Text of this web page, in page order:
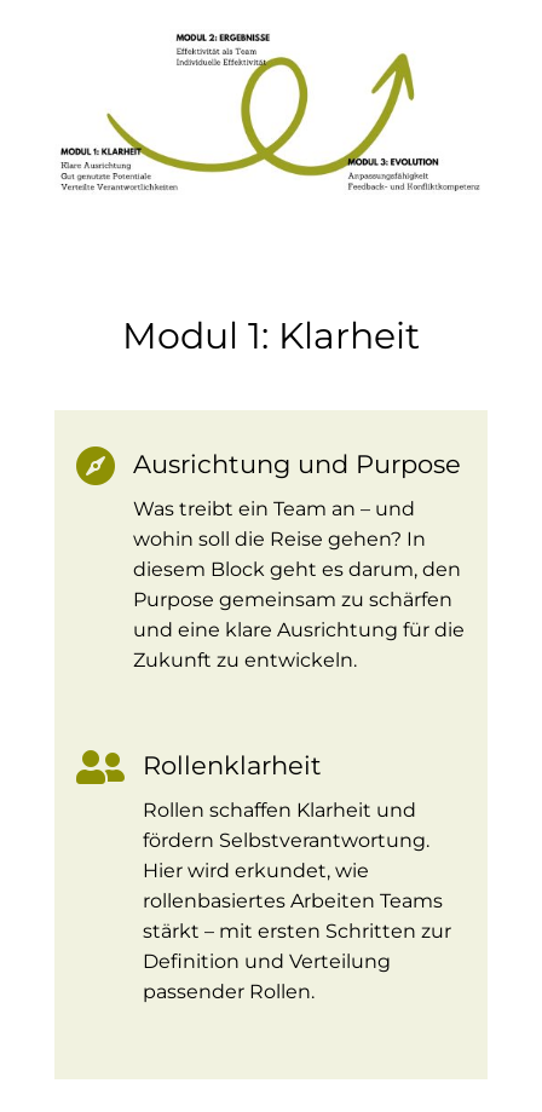
Modul 1: Klarheit
 Ausrichtung und Purpose
Was treibt ein Team an – und
wohin soll die Reise gehen? In
diesem Block geht es darum, den
Purpose gemeinsam zu schärfen
und eine klare Ausrichtung für die
Zukunft zu entwickeln.
 Rollenklarheit
Rollen schaffen Klarheit und
fördern Selbstverantwortung.
Hier wird erkundet, wie
rollenbasiertes Arbeiten Teams
stärkt – mit ersten Schritten zur
Definition und Verteilung
passender Rollen.